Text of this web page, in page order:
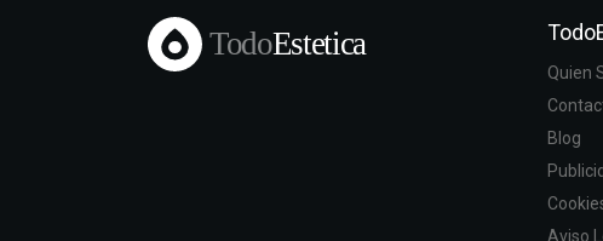
TodoEstetica
Quien
Blog
Aviso